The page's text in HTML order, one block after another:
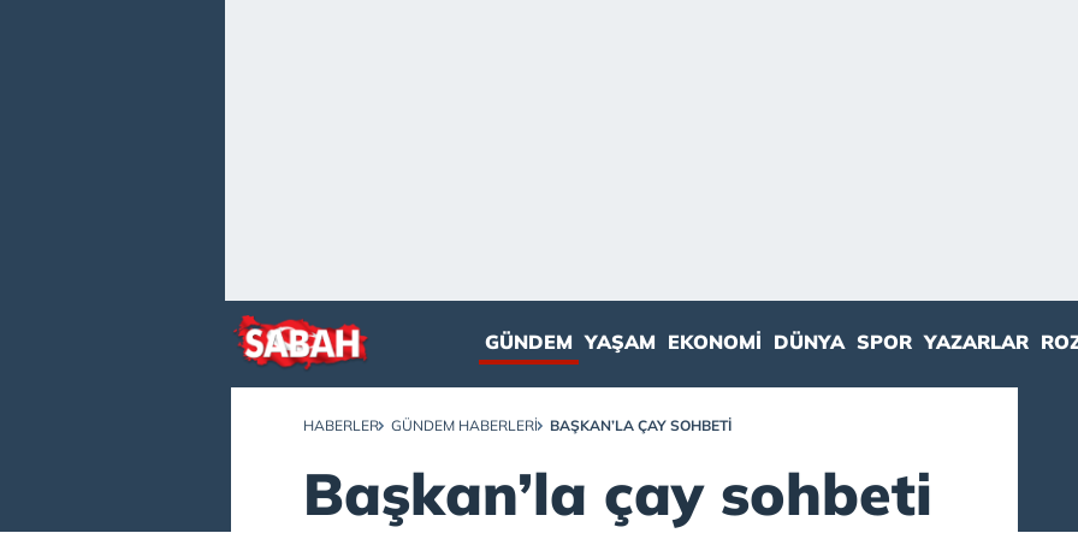
GÜNDEM YAŞAM EKONOMI DÜNYA SPOR YAZARLAR
HABERLER GÜNDEM HABERLERI BAŞKAN’LA ÇAY SOHBETI
Başkan’la çay sohbeti